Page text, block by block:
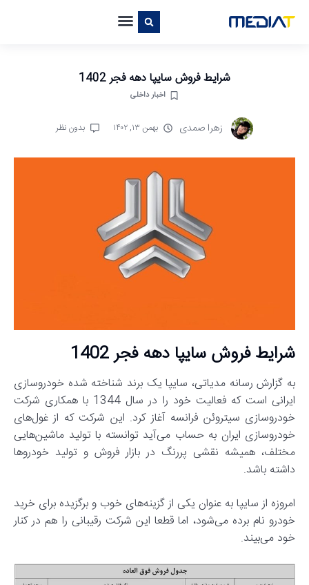
شرایط فروش سایپا دهه فجر 1402
اخبار داخلی
زهرا صمدی بهمن ۱۳, ۱۴۰۲ بدون نظر
شرایط فروش سایپا دهه فجر 1402
به گزارش رسانه مدیاتی، سایپا یک برند شناخته شده خودروسازی
ایرانی است که فعالیت خود را در سال 1344 با همکاری شرکت
خودروسازی سیتروئن فرانسه آغاز کرد. این شرکت که از غول‌های
خودروسازی ایران به حساب می‌آید توانسته با تولید ماشین‌هایی
مختلف، همیشه نقشی پررنگ در بازار فروش و تولید خودروها
داشته باشد.
امروزه از سایپا به عنوان یکی از گزینه‌های خوب و برگزیده برای خرید
خودرو نام برده می‌شود، اما قطعا این شرکت رقیبانی را هم در کنار
خود می‌بیند.